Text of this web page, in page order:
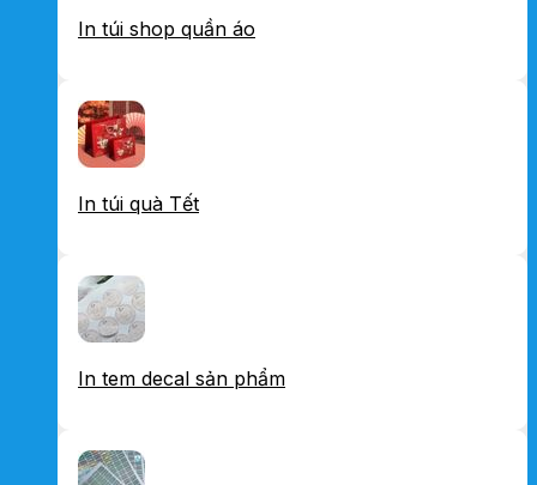
In túi shop quần áo
In túi quà Tết
In tem decal sản phẩm